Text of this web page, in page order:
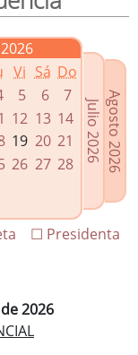
Vi Sá Do
5 6
7
12 13 14
19 20 21
26 27 28
Agosto 2026
Julio 2026
☐ Presidenta
2026